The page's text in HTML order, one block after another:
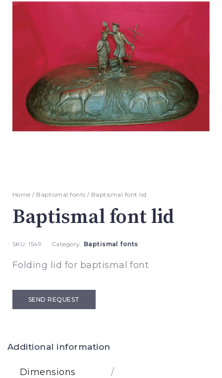
Home / Baptismal fonts / Baptismal font lid
Baptismal font lid
SKU:1549 Category: Baptismal fonts
Folding lid for baptismal font
SEND REQUEST
Additional information
Dimensions /